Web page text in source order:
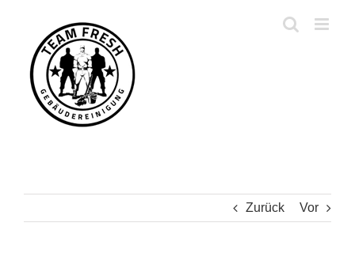
springen
Zurück Vor